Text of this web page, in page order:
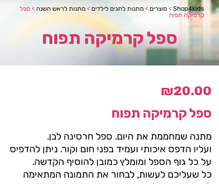
Shop4kids
> מוצרים > מתנות לחגים לילדים > מתנות לראש השנה > ספל
קרמיקה תפוח
ספל קרמיקה תפוח
₪20.00
ספל קרמיקה תפוח
מתנה שמחממת את היום. ספל חרסינה לבן.
ועליו הדפס איכותי ועמיד בפני חום וקור. ניתן להדפיס
על כל גוף הספל ומומלץ כמובן להוסיף הקדשה.
כל שעליכם לעשות, לבחור את התמונה המתאימה